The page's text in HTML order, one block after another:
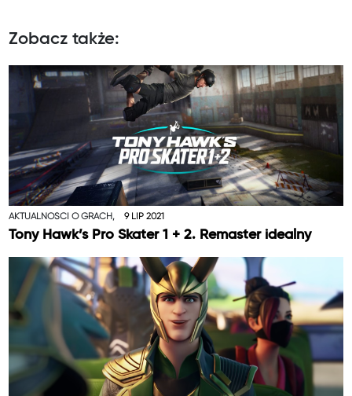
Zobacz także:
AKTUALNOŚCI O GRACH, 9 LIP 2021
Tony Hawk’s Pro Skater 1 + 2. Remaster idealny